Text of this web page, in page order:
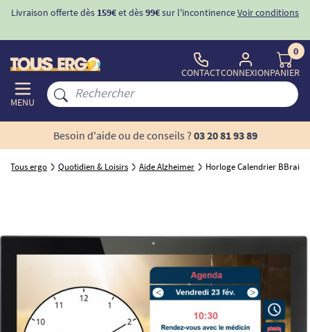
Livraison offerte dès 159€et dès99€sur l'incontinenceVoir conditions
MENU
CONTACTCONNEXION
0
PANIER
Besoin d'aide ou de conseils ? 03 20 81 93 89
Tous ergo Quotidien & Loisirs Aide Alzheimer Horloge Calendrier BBrain